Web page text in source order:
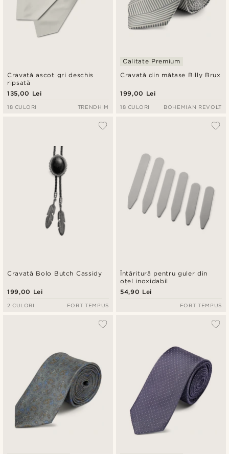
Cravată ascot gri deschis
ripsată
135,00 Lei
18 CULORI TRENDHIM
Cravată din mătase Billy Brux
Calitate Premium
199,00 Lei
18 CULORI BOHEMIAN REVOLT
Cravată Bolo Butch Cassidy
199,00 Lei
2 CULORI FORT TEMPUS
Întăritură pentru guler din
oțel inoxidabil
54,90 Lei
FORT TEMPUS